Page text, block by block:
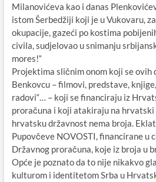
Milanovićeva kao i danas
istom Šerbedžiji koji je u Vukovaru,
okupacije, gazeći po kostima
civila, sudjelovao u snimanju
mores!“
Projektima sličnim onom koji se
Benkovcu – filmovi, predstave,
radovi“… – koji se financiraju iz
proračuna i koji atakiraju na
hrvatsku državnost nema broja.
Pupovčeve NOVOSTI, financirane u
Državnog proračuna, koje iz broja u
Opće je poznato da to nije nikakvo
kulturom i identitetom Srba u